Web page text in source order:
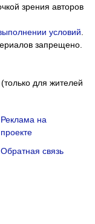
зрения авторов
условий
запрещено.
(только для жителей
Реклама на
проекте
Обратная связь